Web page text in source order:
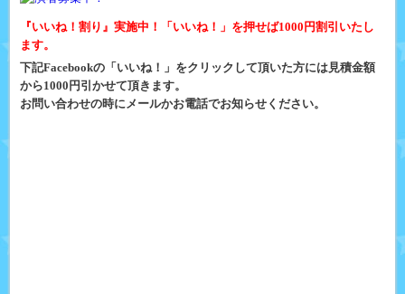
『いいね！割り』実施中！「いいね！」を押せば1000円割引いたし
ます。
下記Facebookの「いいね！」をクリックして頂いた方には見積金額
から1000円引かせて頂きます。
お問い合わせの時にメールかお電話でお知らせください。